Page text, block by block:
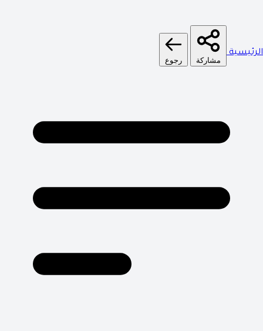
مشاركة رجوع